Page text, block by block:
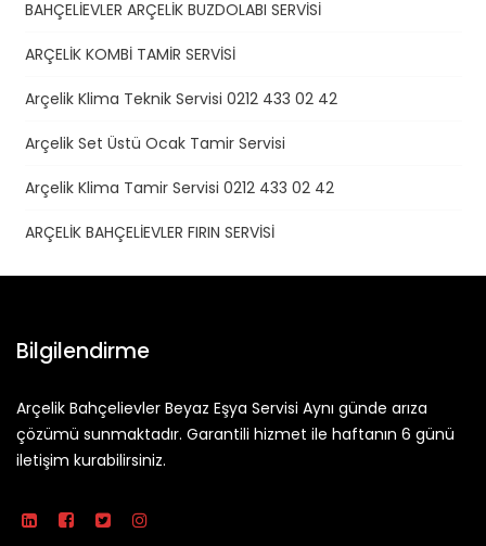
BAHÇELİEVLER ARÇELİK BUZDOLABI SERVİSİ
ARÇELİK KOMBİ TAMİR SERVİSİ
Arçelik Klima Teknik Servisi 0212 433 02 42
Arçelik Set Üstü Ocak Tamir Servisi
Arçelik Klima Tamir Servisi 0212 433 02 42
ARÇELİK BAHÇELİEVLER FIRIN SERVİSİ
Bilgilendirme
Arçelik Bahçelievler Beyaz Eşya Servisi Aynı günde arıza
çözümü sunmaktadır. Garantili hizmet ile haftanın 6 günü
iletişim kurabilirsiniz.